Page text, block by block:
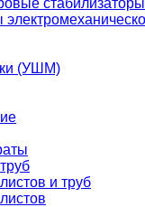
стабилизаторы
(УШМ)
и труб